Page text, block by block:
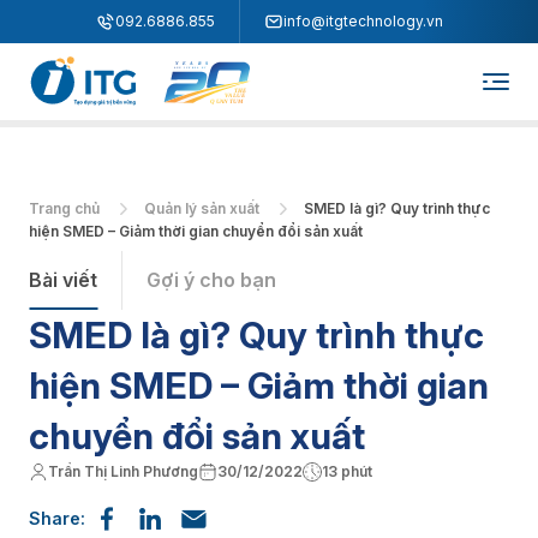
092.6886.855 info@itgtechnology.vn
Trang chủ Quản lý sản xuất
SMED là gì? Quy trình thực
hiện SMED – Giảm thời gian chuyển đổi sản xuất
Bài viết Gợi ý cho bạn
SMED là gì? Quy trình thực
hiện SMED – Giảm thời gian
chuyển đổi sản xuất
Trần Thị Linh Phương 30/12/2022 13 phút
Share: